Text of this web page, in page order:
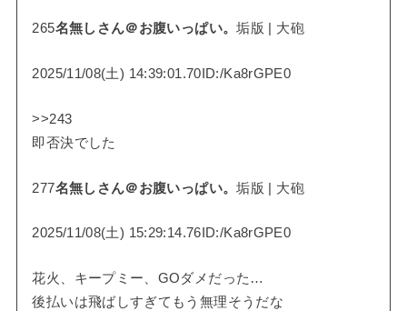
265名無しさん＠お腹いっぱい。垢版 | 大砲
2025/11/08(土) 14:39:01.70ID:/Ka8rGPE0
>>243
即否決でした
277名無しさん＠お腹いっぱい。垢版 | 大砲
2025/11/08(土) 15:29:14.76ID:/Ka8rGPE0
花火、キープミー、GOダメだった…
後払いは飛ばしすぎてもう無理そうだな